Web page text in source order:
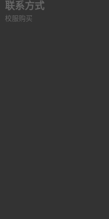
联系方式
校服购买